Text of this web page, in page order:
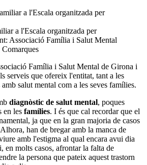
a l'Escala organitzada per
Associació Família i Salut Mental
Família i Salut Mental de Girona i
serveis que ofereix l'entitat, tant a les
salut mental com a les seves famílies.
diagnòstic de salut mental, poques
en les famílies. I és que cal recordar que el
ja que en la gran majoria de casos
han de bregar amb la manca de
amb l'estigma al qual encara avui dia
en molts casos, afrontar la falta de
la persona que pateix aquest trastorn